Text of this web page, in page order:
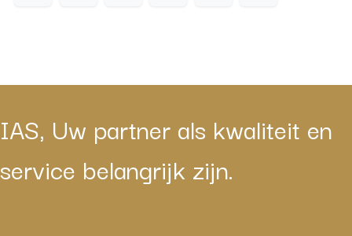
IAS, Uw partner als kwaliteit en
service belangrijk zijn.